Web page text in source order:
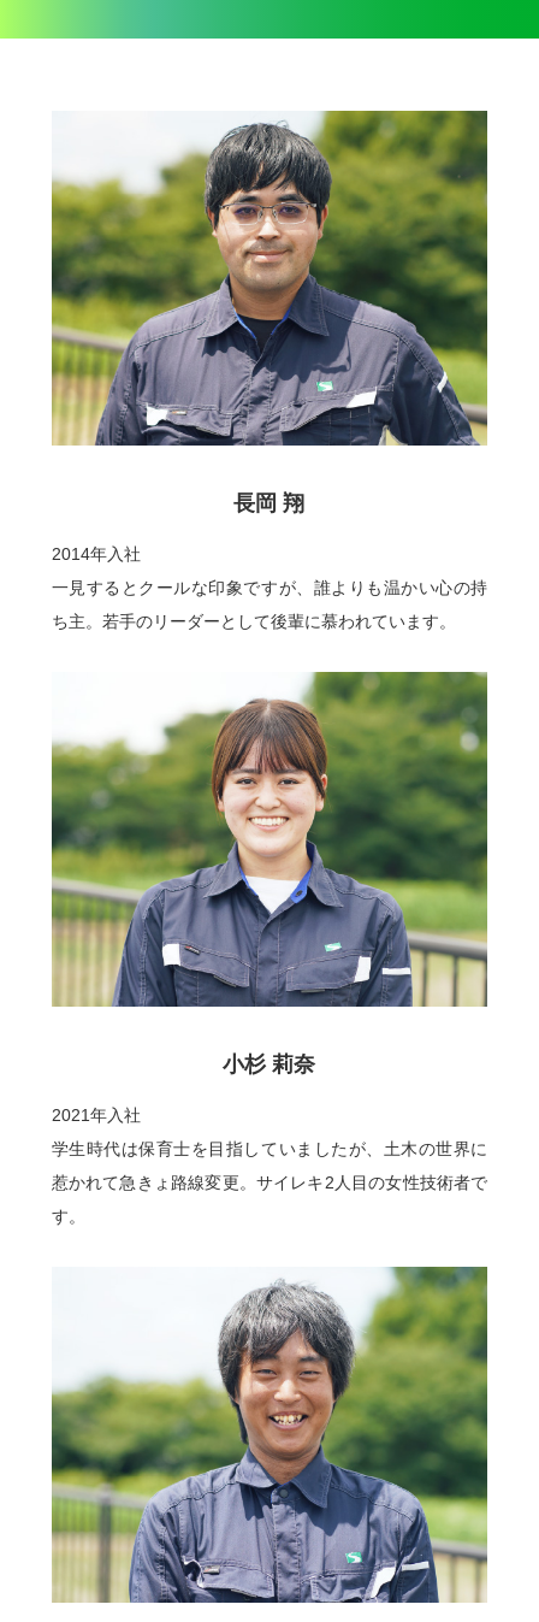
長岡 翔
2014年入社
一見するとクールな印象ですが、誰よりも温かい心の持
ち主。若手のリーダーとして後輩に慕われています。
小杉 莉奈
2021年入社
学生時代は保育士を目指していましたが、土木の世界に
惹かれて急きょ路線変更。サイレキ2人目の女性技術者で
す。